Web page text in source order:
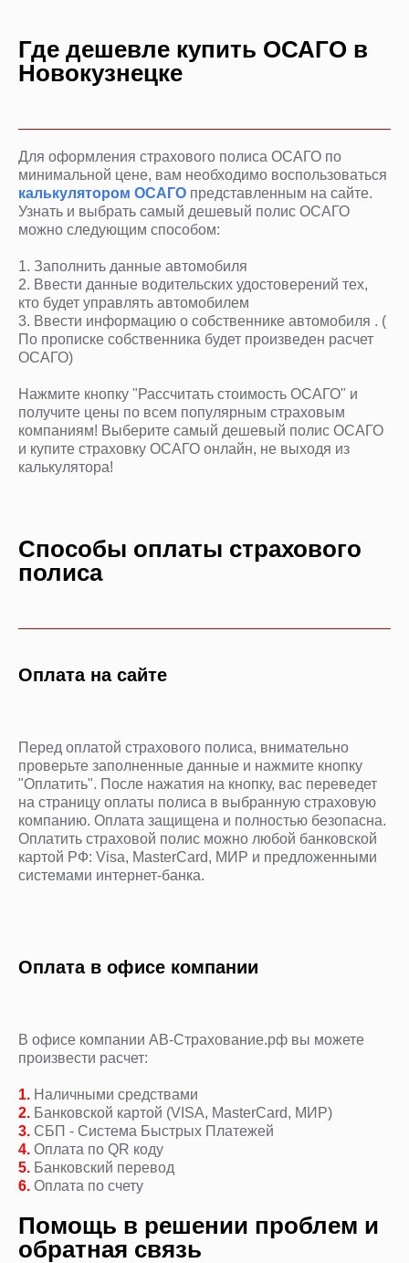
Где дешевле купить ОСАГО в
Новокузнецке
Для оформления страхового полиса ОСАГО по
минимальной цене, вам необходимо воспользоваться
калькулятором ОСАГО представленным на сайте.
Узнать и выбрать самый дешевый полис ОСАГО
можно следующим способом:
1. Заполнить данные автомобиля
2. Ввести данные водительских удостоверений тех,
кто будет управлять автомобилем
3. Ввести информацию о собственнике автомобиля . (
По прописке собственника будет произведен расчет
ОСАГО)
Нажмите кнопку "Рассчитать стоимость ОСАГО" и
получите цены по всем популярным страховым
компаниям! Выберите самый дешевый полис ОСАГО
и купите страховку ОСАГО онлайн, не выходя из
калькулятора!
Способы оплаты страхового
полиса
Оплата на сайте
Перед оплатой страхового полиса, внимательно
проверьте заполненные данные и нажмите кнопку
"Оплатить". После нажатия на кнопку, вас переведет
на страницу оплаты полиса в выбранную страховую
компанию. Оплата защищена и полностью безопасна.
Оплатить страховой полис можно любой банковской
картой РФ: Visa, MasterCard, МИР и предложенными
системами интернет-банка.
Оплата в офисе компании
В офисе компании АВ-Страхование.рф вы можете
произвести расчет:
1. Наличными средствами
2. Банковской картой (VISA, MasterCard, МИР)
3. СБП - Система Быстрых Платежей
4. Оплата по QR коду
5. Банковский перевод
6. Оплата по счету
Помощь в решении проблем и
обратная связь